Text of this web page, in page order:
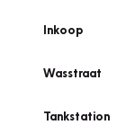
Inkoop
Wasstraat
Tankstation